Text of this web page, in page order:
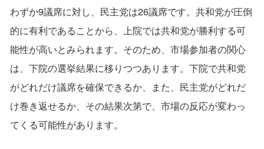
わずか9議席に対し、民主党は26議席です。共和党が圧倒
的に有利であることから、上院では共和党が勝利する可
能性が高いとみられます。そのため、市場参加者の関心
は、下院の選挙結果に移りつつあります。下院で共和党
がどれだけ議席を確保できるか、また、民主党がどれだ
け巻き返せるか、その結果次第で、市場の反応が変わっ
てくる可能性があります。